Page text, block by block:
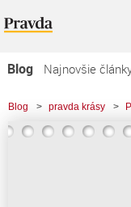
Blog
Najnovšie
Najčítanejšie články
Najkomentovanejšie
Blog > pravda krásy >